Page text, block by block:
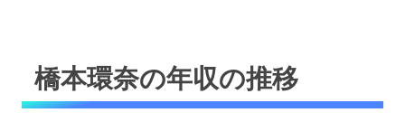
橋本環奈の年収の推移